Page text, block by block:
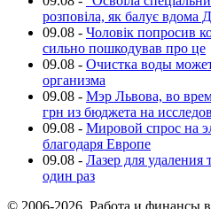
розповіла, як балує вдома
09.08 - Чоловік попросив
сильно пошкодував про це
09.08 - Очистка воды
организма
09.08 - Мэр Львова, во
грн из бюджета на
09.08 - Мировой спрос на
благодаря Европе
09.08 - Лазер для удаления
один раз
© 2006-2026, Работа и финансы